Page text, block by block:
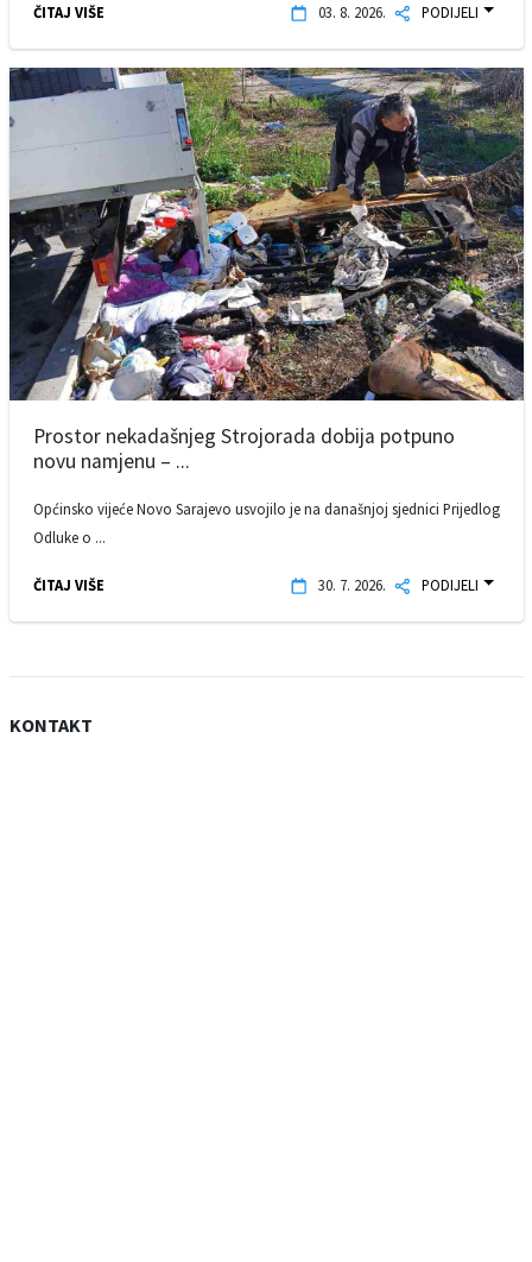
ČITAJ VIŠE 03. 8. 2026. PODIJELI
Prostor nekadašnjeg Strojorada dobija potpuno
novu namjenu – ...
Općinsko vijeće Novo Sarajevo usvojilo je na današnjoj sjednici Prijedlog
Odluke o ...
ČITAJ VIŠE 30. 7. 2026. PODIJELI
KONTAKT